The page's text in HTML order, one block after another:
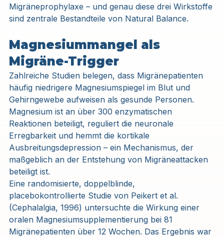
Migräneprophylaxe – und genau diese drei Wirkstoffe
sind zentrale Bestandteile von Natural Balance.
Magnesiummangel als
Migräne-Trigger
Zahlreiche Studien belegen, dass Migränepatienten
häufig niedrigere Magnesiumspiegel im Blut und
Gehirngewebe aufweisen als gesunde Personen.
Magnesium ist an über 300 enzymatischen
Reaktionen beteiligt, reguliert die neuronale
Erregbarkeit und hemmt die kortikale
Ausbreitungsdepression – ein Mechanismus, der
maßgeblich an der Entstehung von Migräneattacken
beteiligt ist.
Eine randomisierte, doppelblinde,
placebokontrollierte Studie von Peikert et al.
(Cephalalgia, 1996) untersuchte die Wirkung einer
oralen Magnesiumsupplementierung bei 81
Migränepatienten über 12 Wochen. Das Ergebnis war